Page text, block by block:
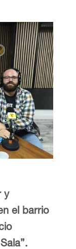
y
el barrio